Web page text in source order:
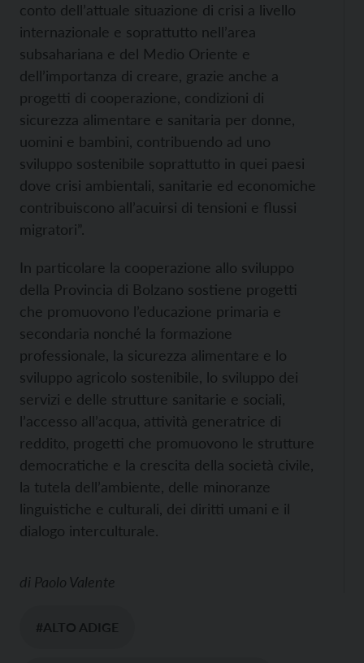
conto dell’attuale situazione di crisi a livello
internazionale e soprattutto nell’area
subsahariana e del Medio Oriente e
dell’importanza di creare, grazie anche a
progetti di cooperazione, condizioni di
sicurezza alimentare e sanitaria per donne,
uomini e bambini, contribuendo ad uno
sviluppo sostenibile soprattutto in quei paesi
dove crisi ambientali, sanitarie ed economiche
contribuiscono all’acuirsi di tensioni e flussi
migratori”.
In particolare la cooperazione allo sviluppo
della Provincia di Bolzano sostiene progetti
che promuovono l’educazione primaria e
secondaria nonché la formazione
professionale, la sicurezza alimentare e lo
sviluppo agricolo sostenibile, lo sviluppo dei
servizi e delle strutture sanitarie e sociali,
l’accesso all’acqua, attività generatrice di
reddito, progetti che promuovono le strutture
democratiche e la crescita della società civile,
la tutela dell’ambiente, delle minoranze
linguistiche e culturali, dei diritti umani e il
dialogo interculturale.
di Paolo Valente
#ALTO ADIGE